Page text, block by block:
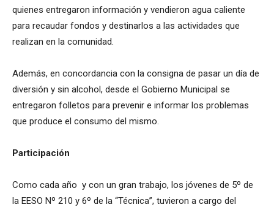
quienes entregaron información y vendieron agua caliente
para recaudar fondos y destinarlos a las actividades que
realizan en la comunidad.
Además, en concordancia con la consigna de pasar un día de
diversión y sin alcohol, desde el Gobierno Municipal se
entregaron folletos para prevenir e informar los problemas
que produce el consumo del mismo.
Participación
Como cada año y con un gran trabajo, los jóvenes de 5º de
la EESO Nº 210 y 6º de la “Técnica”, tuvieron a cargo del